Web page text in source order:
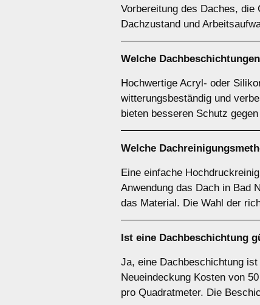
Vorbereitung des Daches, die
Dachzustand und
Welche
Hochwertige Acryl- oder
witterungsbeständig und
bieten besseren Schutz
Welche
Eine einfache
Anwendung das Dach in Bad
das Material. Die Wahl der
Ist eine Dachbeschichtung
Ja, eine Dachbeschichtung
Neueindeckung Kosten von
pro Quadratmeter. Die